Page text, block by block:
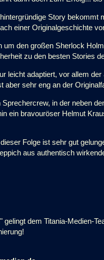
Story bekommt
einer Originalgeschichte
den großen Sherlock
zu den besten Stories
leicht adaptiert, vor allem
aber sehr eng an der
in der neben
ein bravouröser Helmut
Folge ist sehr gut
aus authentisch
gelingt dem Titania-Medien-